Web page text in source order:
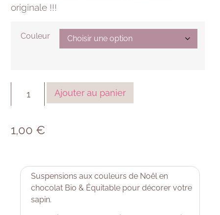
originale !!!
Couleur
Ajouter au panier
1,00 €
Suspensions aux couleurs de Noêl en
chocolat Bio & Équitable pour décorer votre
sapin.